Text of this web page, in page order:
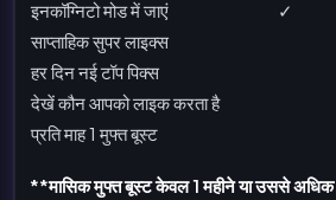
इनकॉग्निटो मोड में जाएं ✓
साप्ताहिक सुपर लाइक्स
हर दिन नई टॉप पिक्स
देखें कौन आपको लाइक करता है
प्रति माह 1 मुफ्त बूस्ट
**मासिक मुफ्त बूस्ट केवल 1 महीने या उससे